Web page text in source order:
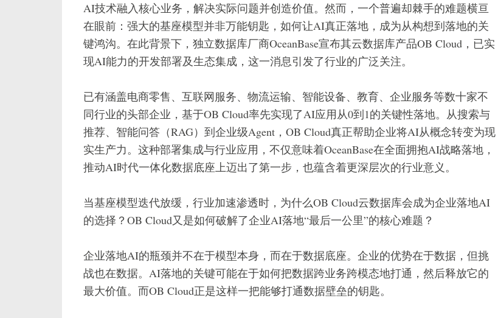
AI技术融入核心业务，解决实际问题并创造价值。然而，一个普遍却棘手的难题横亘
在眼前：强大的基座模型并非万能钥匙，如何让AI真正落地，成为从构想到落地的关
键鸿沟。在此背景下，独立数据库厂商OceanBase宣布其云数据库产品OB Cloud，已实
现AI能力的开发部署及生态集成，这一消息引发了行业的广泛关注。
已有涵盖电商零售、互联网服务、物流运输、智能设备、教育、企业服务等数十家不
同行业的头部企业，基于OB Cloud率先实现了AI应用从0到1的关键性落地。从搜索与
推荐、智能问答（RAG）到企业级Agent，OB Cloud真正帮助企业将AI从概念转变为现
实生产力。这种部署集成与行业应用，不仅意味着OceanBase在全面拥抱AI战略落地，
推动AI时代一体化数据底座上迈出了第一步，也蕴含着更深层次的行业意义。
当基座模型迭代放缓，行业加速渗透时，为什么OB Cloud云数据库会成为企业落地AI
的选择？OB Cloud又是如何破解了企业AI落地“最后一公里”的核心难题？
企业落地AI的瓶颈并不在于模型本身，而在于数据底座。企业的优势在于数据，但挑
战也在数据。AI落地的关键可能在于如何把数据跨业务跨模态地打通，然后释放它的
最大价值。而OB Cloud正是这样一把能够打通数据壁垒的钥匙。